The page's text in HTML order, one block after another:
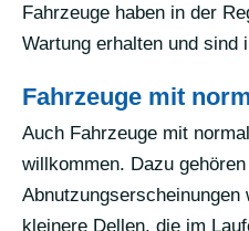
Fahrzeuge haben in der
Wartung erhalten und sind
Fahrzeuge mit
Auch Fahrzeuge mit
willkommen. Dazu
kleinere Dellen, die im